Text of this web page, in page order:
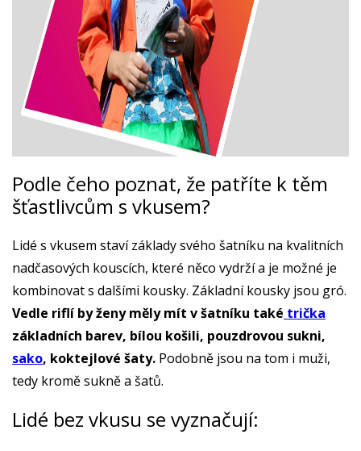
Podle čeho poznat, že patříte k těm
šťastlivcům s vkusem?
Lidé s vkusem staví základy svého šatníku na kvalitních
nadčasových kouscích, které něco vydrží a je možné je
kombinovat s dalšími kousky. Základní kousky jsou gró.
Vedle riflí by ženy měly mít v šatníku také trička
základních barev, bílou košili, pouzdrovou sukni,
sako, koktejlové šaty. Podobně jsou na tom i muži,
tedy kromě sukně a šatů.
Lidé bez vkusu se vyznačují: